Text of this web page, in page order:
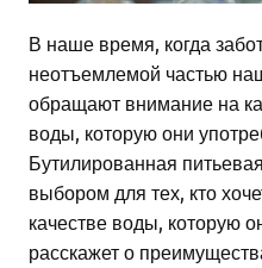
В наше время, когда
неотъемлемой частью
обращают внимание на
воды, которую они
Бутилированная
выбором для тех, кто
качестве воды, которую
расскажет о